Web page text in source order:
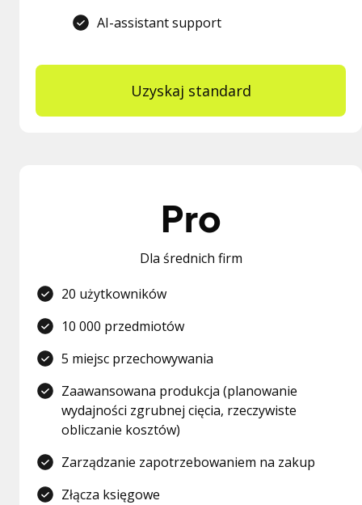
AI-assistant support
Uzyskaj standard
Pro
Dla średnich firm
20 użytkowników
10 000 przedmiotów
5 miejsc przechowywania
Zaawansowana produkcja (planowanie
wydajności zgrubnej cięcia, rzeczywiste
obliczanie kosztów)
Zarządzanie zapotrzebowaniem na zakup
Złącza księgowe